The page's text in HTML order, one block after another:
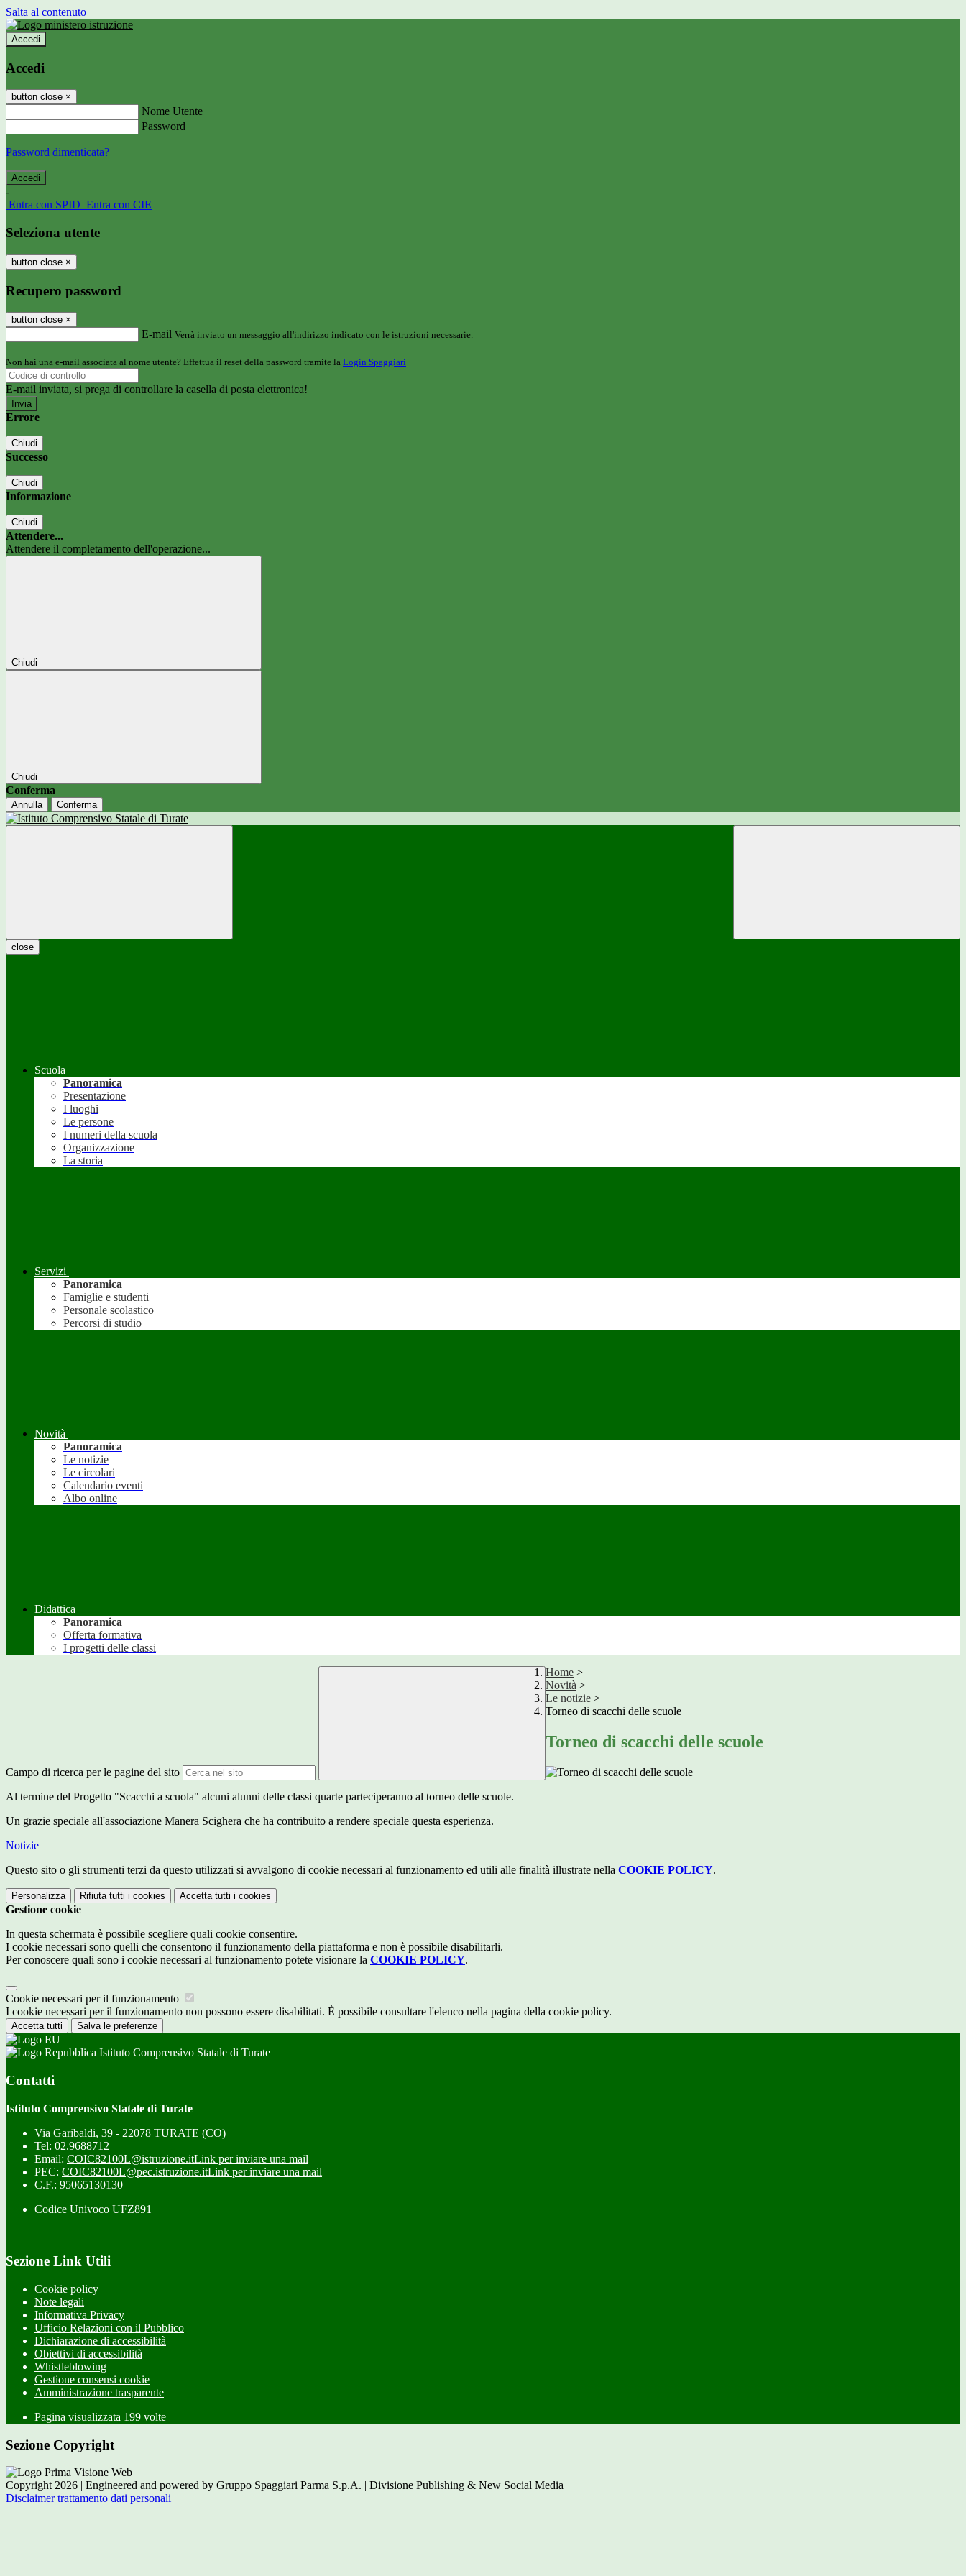
Salta al contenuto
Accedi
Accedi
button close ×
Nome Utente
Password
Password dimenticata?
-
Entra con SPID Entra con CIE
Seleziona utente
button close ×
Recupero password
button close ×
E-mail Verrà inviato un messaggio all'indirizzo indicato con le istruzioni necessarie.
Non hai una e-mail associata al nome utente? Effettua il reset della password tramite la Login Spaggiari
E-mail inviata, si prega di controllare la casella di posta elettronica!
Errore
Chiudi
Successo
Chiudi
Informazione
Chiudi
Attendere...
Attendere il completamento dell'operazione...
Chiudi
Chiudi
Conferma
Annulla Conferma
close
Scuola
Panoramica
Presentazione
I luoghi
Le persone
I numeri della scuola
Organizzazione
La storia
Servizi
Panoramica
Famiglie e studenti
Personale scolastico
Percorsi di studio
Novità
Panoramica
Le notizie
Le circolari
Calendario eventi
Albo online
Didattica
Panoramica
Offerta formativa
I progetti delle classi
Campo di ricerca per le pagine del sito
Home >
Novità >
Le notizie >
Torneo di scacchi delle scuole
Torneo di scacchi delle scuole
Al termine del Progetto "Scacchi a scuola" alcuni alunni delle classi quarte parteciperanno al torneo delle scuole.
Un grazie speciale all'associazione Manera Scighera che ha contribuito a rendere speciale questa esperienza.
Notizie
Questo sito o gli strumenti terzi da questo utilizzati si avvalgono di cookie necessari al funzionamento ed utili alle finalità illustrate nella COOKIE POLICY.
Personalizza Rifiuta tutti i cookies Accetta tutti i cookies
Gestione cookie
In questa schermata è possibile scegliere quali cookie consentire.
I cookie necessari sono quelli che consentono il funzionamento della piattaforma e non è possibile disabilitarli.
Per conoscere quali sono i cookie necessari al funzionamento potete visionare la COOKIE POLICY.
Cookie necessari per il funzionamento
I cookie necessari per il funzionamento non possono essere disabilitati. È possibile consultare l'elenco nella pagina della cookie policy.
Accetta tutti Salva le preferenze
Istituto Comprensivo Statale di Turate
Contatti
Istituto Comprensivo Statale di Turate
Via Garibaldi, 39 - 22078 TURATE (CO)
Tel: 02.9688712
Email: COIC82100L@istruzione.itLink per inviare una mail
PEC: COIC82100L@pec.istruzione.itLink per inviare una mail
C.F.: 95065130130
Codice Univoco UFZ891
Sezione Link Utili
Cookie policy
Note legali
Informativa Privacy
Ufficio Relazioni con il Pubblico
Dichiarazione di accessibilità
Obiettivi di accessibilità
Whistleblowing
Gestione consensi cookie
Amministrazione trasparente
Pagina visualizzata 199 volte
Sezione Copyright
Copyright 2026 | Engineered and powered by Gruppo Spaggiari Parma S.p.A. | Divisione Publishing & New Social Media
Disclaimer trattamento dati personali